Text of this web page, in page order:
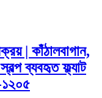
| কাঁঠালবাগান,
ব্যবহৃত ফ্ল্যাট
১২০৫